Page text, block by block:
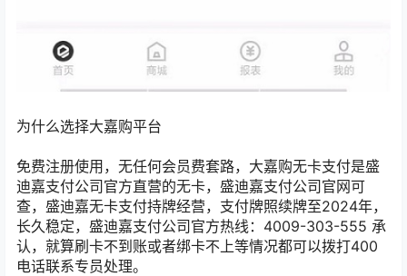
为什么选择大嘉购平台
免费注册使用，无任何会员费套路，大嘉购无卡支付是盛
迪嘉支付公司官方直营的无卡，盛迪嘉支付公司官网可
查，盛迪嘉无卡支付持牌经营，支付牌照续牌至2024年，
长久稳定，盛迪嘉支付公司官方热线：4009-303-555 承
认，就算刷卡不到账或者绑卡不上等情况都可以拨打400
电话联系专员处理。